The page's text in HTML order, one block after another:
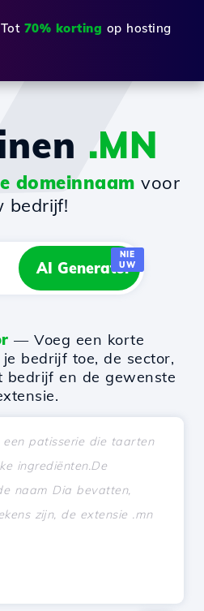
70% korting op hosting
.MN
domeinnaam voor
bedrijf!
AI Generator
NIE
UW
— Voeg een korte
bedrijf toe, de sector,
bedrijf en de gewenste